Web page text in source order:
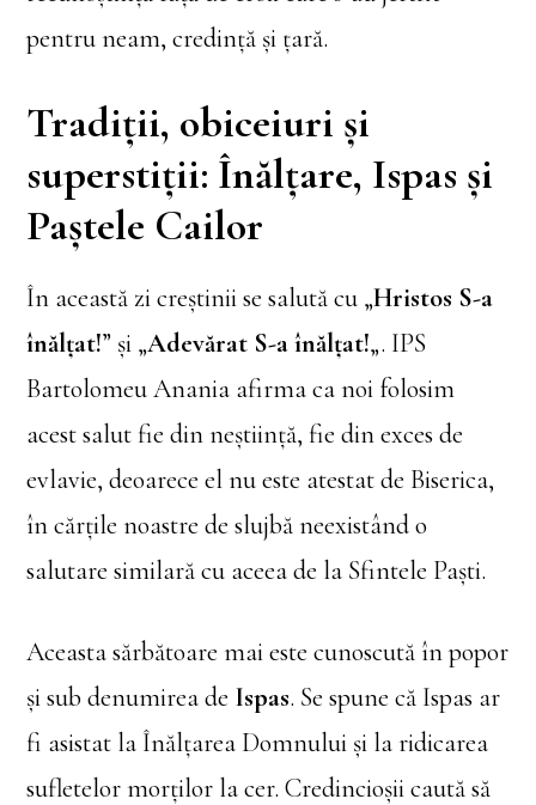
pentru neam, credință și țară.
Tradiții, obiceiuri și
superstiții: Înălțare, Ispas și
Paștele Cailor
În această zi creștinii se salută cu „Hristos S-a
înălțat!” și „Adevărat S-a înălțat!„. IPS
Bartolomeu Anania afirma ca noi folosim
acest salut fie din neștiință, fie din exces de
evlavie, deoarece el nu este atestat de Biserica,
în cărțile noastre de slujbă neexistând o
salutare similară cu aceea de la Sfintele Paști.
Aceasta sărbătoare mai este cunoscută în popor
și sub denumirea de Ispas. Se spune că Ispas ar
fi asistat la Înălţarea Domnului şi la ridicarea
sufletelor morţilor la cer. Credincioşii caută să